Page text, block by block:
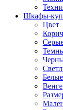
Шкафы-
Цвет
Венге